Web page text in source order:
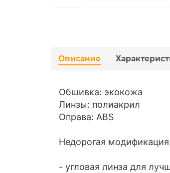
Описание
Обшивка: экокожа
Линзы: полиакрил
Оправа: ABS
Недорогая модификация
- угловая линза для